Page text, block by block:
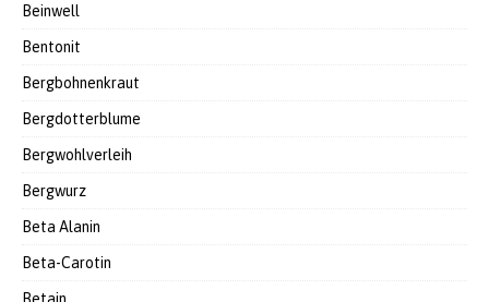
Beinwell
Bentonit
Bergbohnenkraut
Bergdotterblume
Bergwohlverleih
Bergwurz
Beta Alanin
Beta-Carotin